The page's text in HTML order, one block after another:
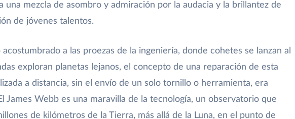
una mezcla de asombro y admiración por la audacia y la brillantez de
de jóvenes talentos.
acostumbrado a las proezas de la ingeniería, donde cohetes se lanzan al
exploran planetas lejanos, el concepto de una reparación de esta
a distancia, sin el envío de un solo tornillo o herramienta, era
James Webb es una maravilla de la tecnología, un observatorio que
de kilómetros de la Tierra, más allá de la Luna, en el punto de